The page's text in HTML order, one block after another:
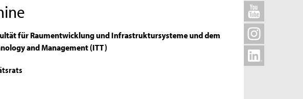
für Raumentwicklung und Infrastruktursysteme und dem
and Management (ITT)